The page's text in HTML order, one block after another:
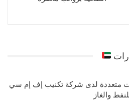
متعددة لدى شركة تكنيب إف إم سي
والغاز